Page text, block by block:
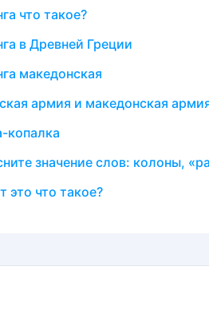
что такое?
в Древней Греции
македонская
армия и македонская
копалка
значение слов: колоны,
это что такое?